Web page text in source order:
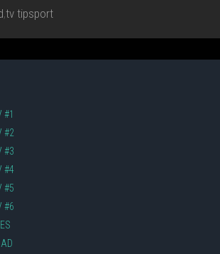
,tv tipsport
#1
#2
#3
#4
#5
#6